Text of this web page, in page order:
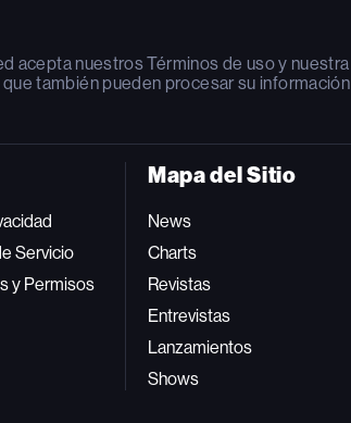
acepta nuestrosTérminos de usoy nuestra
también pueden procesar su información
Servicio
y Permisos
Mapa del Sitio
News
Charts
Revistas
Entrevistas
Lanzamientos
Shows